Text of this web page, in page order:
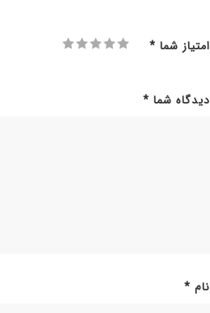
امتیاز شما *
دیدگاه شما *
نام *